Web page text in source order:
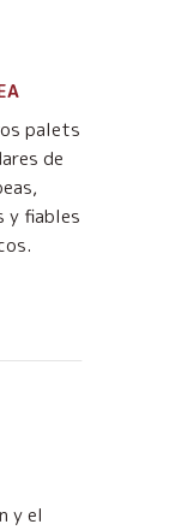
palets
de
y fiables
y el